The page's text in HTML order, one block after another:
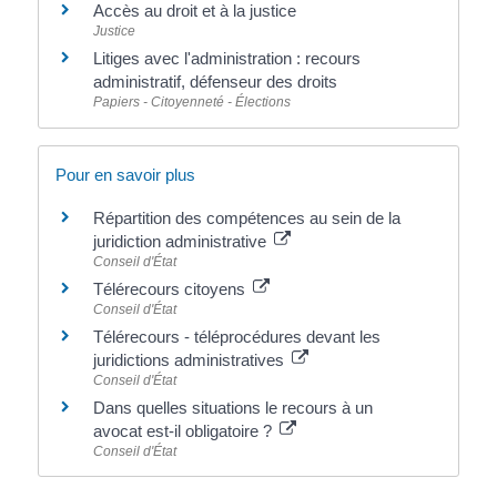
Accès au droit et à la justice
Justice
Litiges avec l'administration : recours
administratif, défenseur des droits
Papiers - Citoyenneté - Élections
Pour en savoir plus
Répartition des compétences au sein de la
juridiction administrative
Conseil d'État
Télérecours citoyens
Conseil d'État
Télérecours - téléprocédures devant les
juridictions administratives
Conseil d'État
Dans quelles situations le recours à un
avocat est-il obligatoire ?
Conseil d'État